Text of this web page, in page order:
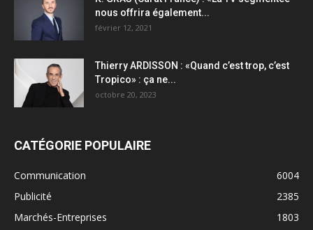
nous offrira également...
février 12, 2021
Thierry ARDISSON : «Quand c’est trop, c’est
Tropico» : ça ne...
octobre 20, 2023
CATÉGORIE POPULAIRE
Communication
6004
Publicité
2385
Marchés-Entreprises
1803